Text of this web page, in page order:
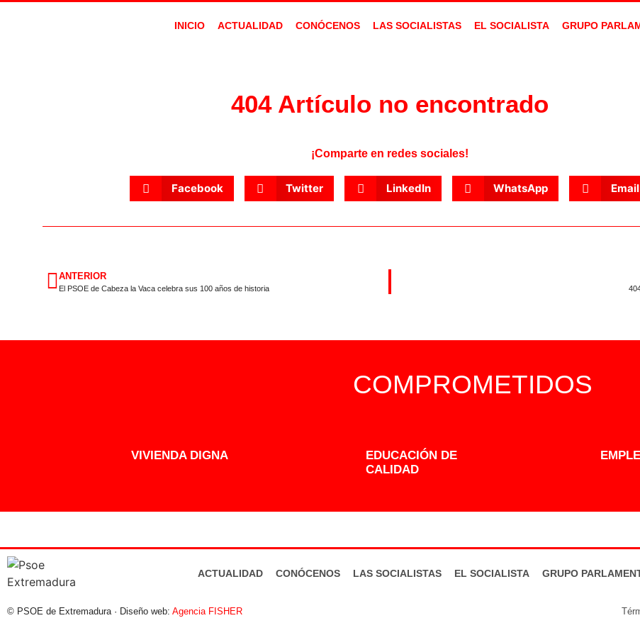
INICIO ACTUALIDAD CONÓCENOS LAS SOCIALISTAS EL SOCIALISTA GRUPO
404 Artículo no encontrado
¡Comparte en redes sociales!
Facebook Twitter LinkedIn WhatsApp Email
ANTERIOR
El PSOE de Cabeza la Vaca celebra sus 100 años de historia
COMPROMETIDOS
VIVIENDA DIGNA
EDUCACIÓN DE
CALIDAD
ACTUALIDAD CONÓCENOS LAS SOCIALISTAS EL SOCIALISTA GRUPO
© PSOE de Extremadura · Diseño web: Agencia FISHER